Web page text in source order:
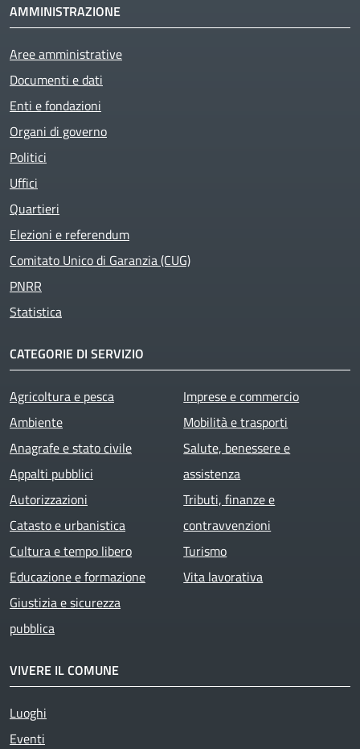
AMMINISTRAZIONE
Aree amministrative
Documenti e dati
Enti e fondazioni
Organi di governo
Politici
Uffici
Quartieri
Elezioni e referendum
Comitato Unico di Garanzia (CUG)
PNRR
Statistica
CATEGORIE DI SERVIZIO
Agricoltura e pesca
Ambiente
Anagrafe e stato civile
Appalti pubblici
Autorizzazioni
Catasto e urbanistica
Cultura e tempo libero
Educazione e formazione
Giustizia e sicurezza
pubblica
Imprese e commercio
Mobilità e trasporti
Salute, benessere e
assistenza
Tributi, finanze e
contravvenzioni
Turismo
Vita lavorativa
VIVERE IL COMUNE
Luoghi
Eventi